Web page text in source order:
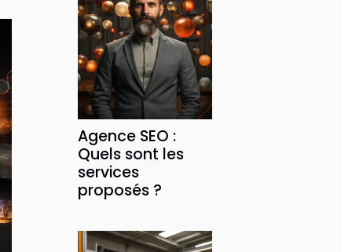
Agence SEO :
Quels sont les
services
proposés ?